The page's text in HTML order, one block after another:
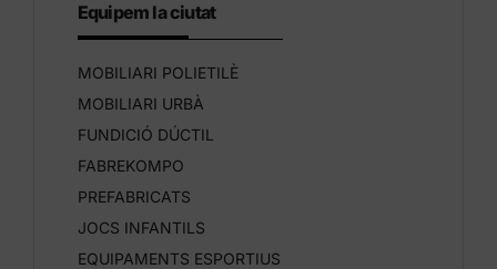
Equipem la ciutat
MOBILIARI POLIETILÈ
MOBILIARI URBÀ
FUNDICIÓ DÚCTIL
FABREKOMPO
PREFABRICATS
JOCS INFANTILS
EQUIPAMENTS ESPORTIUS